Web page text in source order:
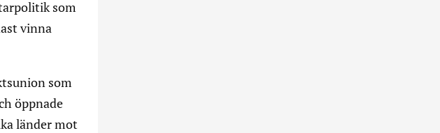
som
vinna
som
öppnade
länder mot